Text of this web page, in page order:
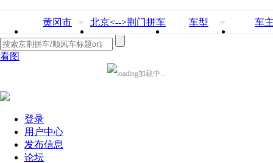
黄冈市 北京<-->荆门拼车 车型 车
看图
加载中...
登录
用户中心
发布信息
论坛